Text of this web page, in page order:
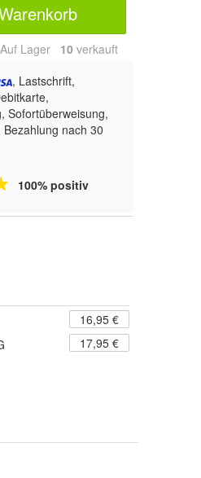
Auf Lager 10 verkauft
, Lastschrift,
Sofortüberweisung,
nach 30
100% positiv
16,95 €
17,95 €